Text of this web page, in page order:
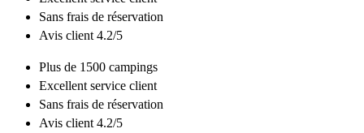
Sans frais de réservation
Avis client 4.2/5
Plus de 1500 campings
Excellent service client
Sans frais de réservation
Avis client 4.2/5